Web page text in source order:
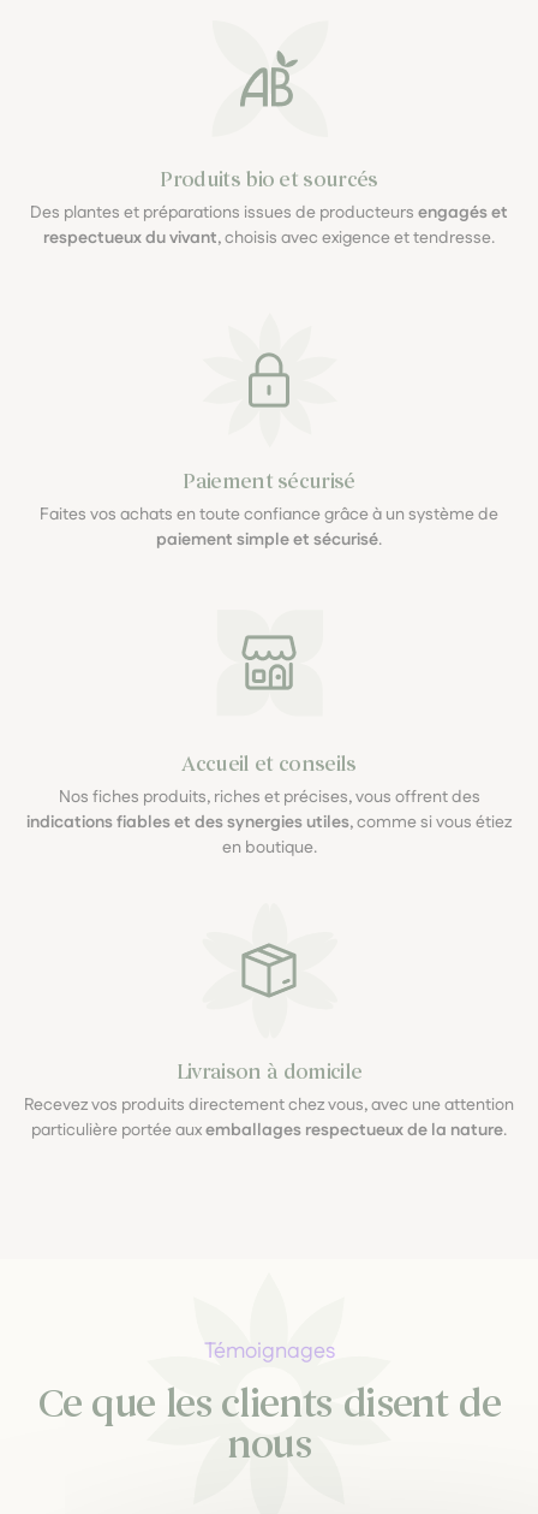
Produits bio et sourcés
Des plantes et préparations issues de producteurs engagés et
respectueux du vivant, choisis avec exigence et tendresse.
Paiement sécurisé
Faites vos achats en toute confiance grâce à un système de
paiement simple et sécurisé.
Accueil et conseils
Nos fiches produits, riches et précises, vous offrent des
indications fiables et des synergies utiles, comme si vous étiez
en boutique.
Livraison à domicile
Recevez vos produits directement chez vous, avec une attention
particulière portée auxemballages respectueux de la nature.
Témoignages
Ce que les clients disent de
nous